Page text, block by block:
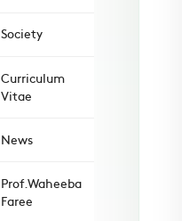
Society
Curriculum
Vitae
News
Prof.Waheeba
Faree